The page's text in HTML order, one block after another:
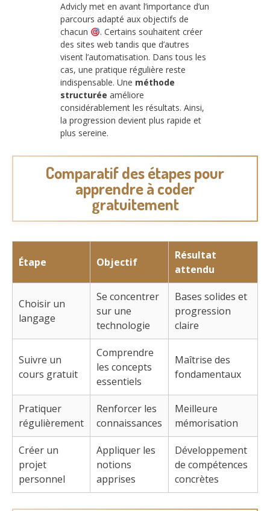
Advicly met en avant l’importance d’un
parcours adapté aux objectifs de
chacun
. Certains souhaitent créer
des sites web tandis que d’autres
visent l’automatisation. Dans tous les
cas, une pratique régulière reste
indispensable. Une méthode
structurée améliore
considérablement les résultats. Ainsi,
la progression devient plus rapide et
plus sereine.
Comparatif des étapes pour
apprendre à coder
gratuitement
Étape Objectif
Résultat
attendu
Choisir un
langage
Se concentrer
sur une
technologie
Bases solides et
progression
claire
Suivre un
cours gratuit
Comprendre
les concepts
essentiels
Maîtrise des
fondamentaux
Pratiquer
régulièrement
Renforcer les
connaissances
Meilleure
mémorisation
Créer un
projet
personnel
Appliquer les
notions
apprises
Développement
de compétences
concrètes